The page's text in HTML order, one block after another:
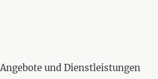
und Dienstleistungen